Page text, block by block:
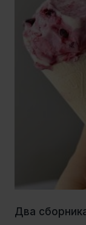
Два